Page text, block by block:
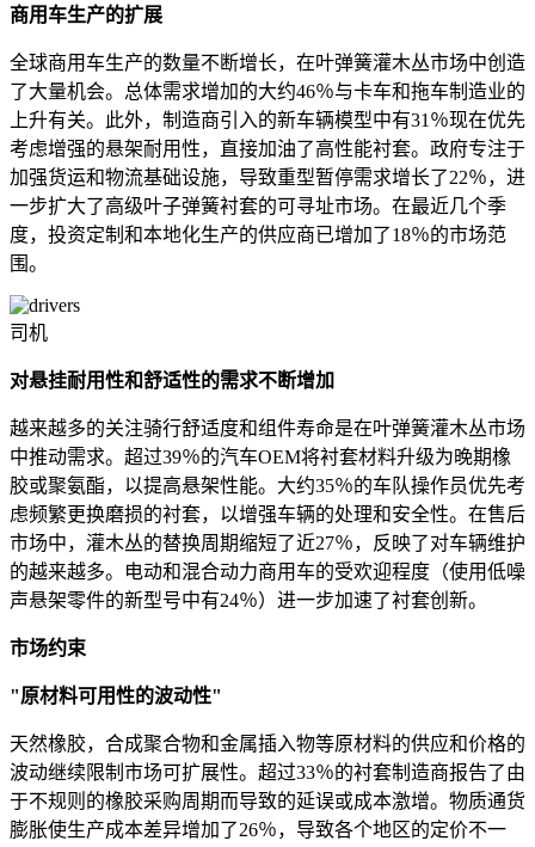
商用车生产的扩展
全球商用车生产的数量不断增长，在叶弹簧灌木丛市场中创造
了大量机会。总体需求增加的大约46％与卡车和拖车制造业的
上升有关。此外，制造商引入的新车辆模型中有31％现在优先
考虑增强的悬架耐用性，直接加油了高性能衬套。政府专注于
加强货运和物流基础设施，导致重型暂停需求增长了22％，进
一步扩大了高级叶子弹簧衬套的可寻址市场。在最近几个季
度，投资定制和本地化生产的供应商已增加了18％的市场范
围。
司机
对悬挂耐用性和舒适性的需求不断增加
越来越多的关注骑行舒适度和组件寿命是在叶弹簧灌木丛市场
中推动需求。超过39％的汽车OEM将衬套材料升级为晚期橡
胶或聚氨酯，以提高悬架性能。大约35％的车队操作员优先考
虑频繁更换磨损的衬套，以增强车辆的处理和安全性。在售后
市场中，灌木丛的替换周期缩短了近27％，反映了对车辆维护
的越来越多。电动和混合动力商用车的受欢迎程度（使用低噪
声悬架零件的新型号中有24％）进一步加速了衬套创新。
市场约束
"原材料可用性的波动性"
天然橡胶，合成聚合物和金属插入物等原材料的供应和价格的
波动继续限制市场可扩展性。超过33％的衬套制造商报告了由
于不规则的橡胶采购周期而导致的延误或成本激增。物质通货
膨胀使生产成本差异增加了26％，导致各个地区的定价不一